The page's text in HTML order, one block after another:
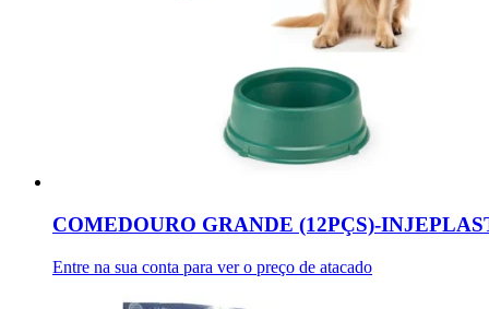
COMEDOURO GRANDE (12PÇS)-
Entre na sua conta para ver o preço de atacado